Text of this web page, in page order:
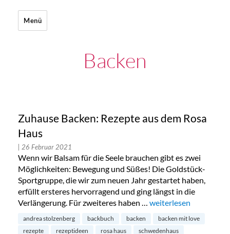
Menü
Backen
Zuhause Backen: Rezepte aus dem Rosa
Haus
| 26 Februar 2021
Wenn wir Balsam für die Seele brauchen gibt es zwei
Möglichkeiten: Bewegung und Süßes! Die Goldstück-
Sportgruppe, die wir zum neuen Jahr gestartet haben,
erfüllt ersteres hervorragend und ging längst in die
Verlängerung. Für zweiteres haben … „Zuhause Backen:
weiterlesen
andrea stolzenberg backbuch backen
backen mit love
rezepte
rezeptideen rosa haus schwedenhaus